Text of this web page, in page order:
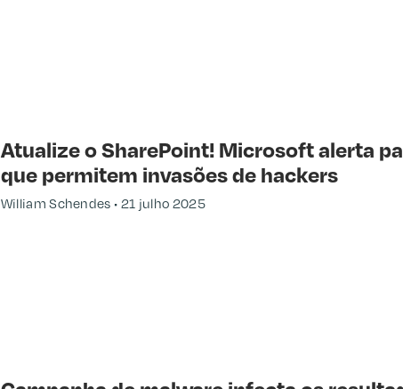
Atualize o SharePoint! Microsoft alerta
que permitem invasões de hackers
William Schendes 21 julho 2025